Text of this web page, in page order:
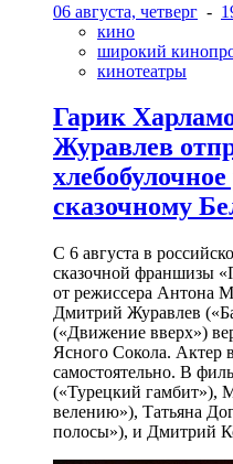
06 августа, четверг -
кино
широкий
кинотеатры
Гарик
Журавлев
сказочному
С 6 августа в
сказочной франшизы
от режиссера Антона
Дмитрий Журавлев
(«Движение вверх»)
Ясного Сокола. Актер
самостоятельно. В
(«Турецкий гамбит»),
велению»), Татьяна
полосы»), и Дмитрий